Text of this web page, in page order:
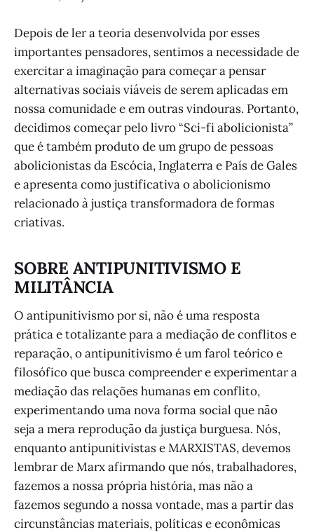
Depois de ler a teoria desenvolvida por esses
importantes pensadores, sentimos a necessidade de
exercitar a imaginação para começar a pensar
alternativas sociais viáveis de serem aplicadas em
nossa comunidade e em outras vindouras. Portanto,
decidimos começar pelo livro “Sci-fi abolicionista”
que é também produto de um grupo de pessoas
abolicionistas da Escócia, Inglaterra e País de Gales
e apresenta como justificativa o abolicionismo
relacionado à justiça transformadora de formas
criativas.
SOBRE ANTIPUNITIVISMO E
MILITÂNCIA
O antipunitivismo por si, não é uma resposta
prática e totalizante para a mediação de conflitos e
reparação, o antipunitivismo é um farol teórico e
filosófico que busca compreender e experimentar a
mediação das relações humanas em conflito,
experimentando uma nova forma social que não
seja a mera reprodução da justiça burguesa. Nós,
enquanto antipunitivistas e MARXISTAS, devemos
lembrar de Marx afirmando que nós, trabalhadores,
fazemos a nossa própria história, mas não a
fazemos segundo a nossa vontade, mas a partir das
circunstâncias materiais, políticas e econômicas